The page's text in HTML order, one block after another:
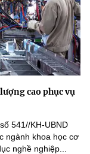
cao phục vụ
541//KH-UBND
ngành khoa học cơ
nghề nghiệp...